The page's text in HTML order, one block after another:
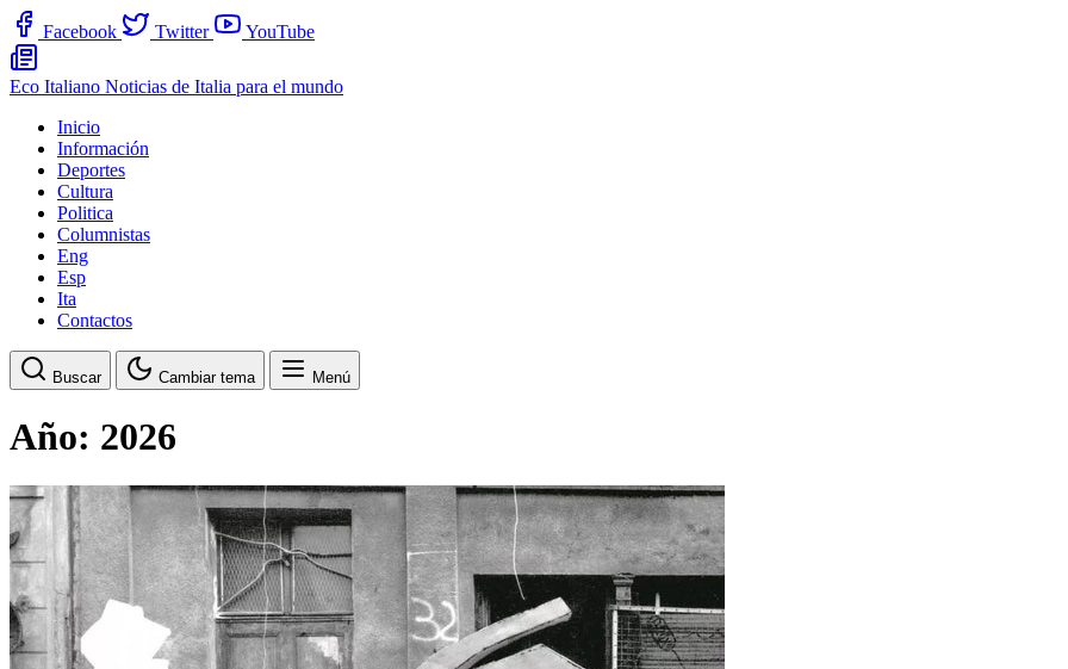
Facebook Twitter YouTube
Eco Italiano Noticias de Italia para el mundo
Inicio
Información
Deportes
Cultura
Politica
Columnistas
Eng
Esp
Ita
Contactos
Buscar Cambiar tema Menú
Año: 2026